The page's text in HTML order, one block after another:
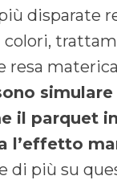
disparate
resa
il parquet in
l’effetto
di più su